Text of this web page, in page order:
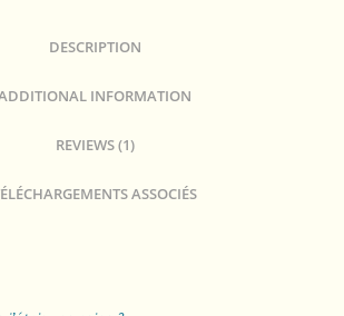
DESCRIPTION
INFORMATION
REVIEWS (1)
ASSOCIÉS